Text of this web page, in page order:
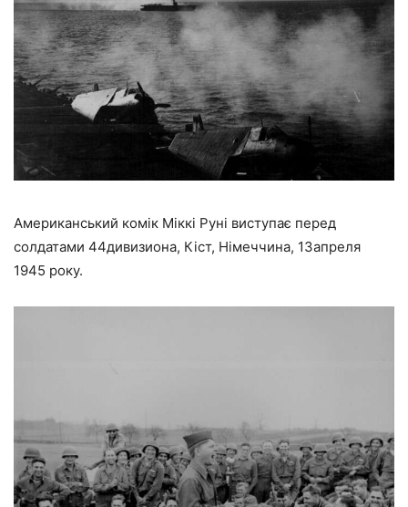
Американський комік Міккі Руні виступає перед
солдатами 44дивизиона, Кіст, Німеччина, 13апреля
1945 року.